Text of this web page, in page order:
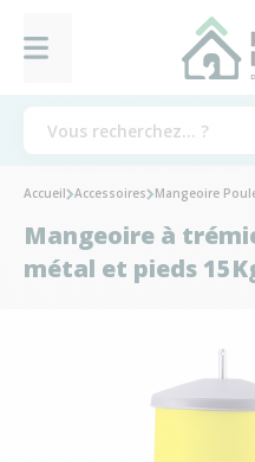
Accueil Accessoires Mangeoire
Mangeoire à
métal et pieds